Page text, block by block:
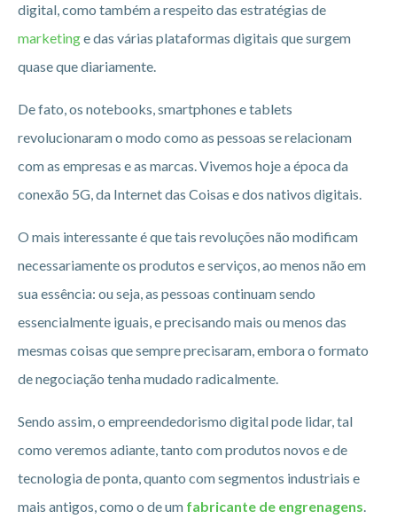
digital, como também a respeito das estratégias de
marketinge das várias plataformas digitais que surgem
quase que diariamente.
De fato, os notebooks, smartphones e tablets
revolucionaram o modo como as pessoas se relacionam
com as empresas e as marcas. Vivemos hoje a época da
conexão 5G, da Internet das Coisas e dos nativos digitais.
O mais interessante é que tais revoluções não modificam
necessariamente os produtos e serviços, ao menos não em
sua essência: ou seja, as pessoas continuam sendo
essencialmente iguais, e precisando mais ou menos das
mesmas coisas que sempre precisaram, embora o formato
de negociação tenha mudado radicalmente.
Sendo assim, o empreendedorismo digital pode lidar, tal
como veremos adiante, tanto com produtos novos e de
tecnologia de ponta, quanto com segmentos industriais e
mais antigos, como o de um fabricante de engrenagens.